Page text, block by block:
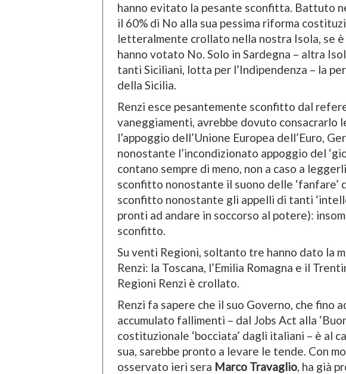
hanno evitato la pesante sconfitta. Battuto
il 60% di No alla sua pessima riforma
letteralmente crollato nella nostra Isola, se è
hanno votato No. Solo in Sardegna – altra
tanti Siciliani, lotta per l’Indipendenza – la
della Sicilia.
Renzi esce pesantemente sconfitto dal
vaneggiamenti, avrebbe dovuto consacrarlo
l’appoggio dell’Unione Europea dell’Euro,
nonostante l’incondizionato appoggio del
contano sempre di meno, non a caso a
sconfitto nonostante il suono delle ‘fanfare’
sconfitto nonostante gli appelli di tanti
pronti ad andare in soccorso al potere):
sconfitto.
Su venti Regioni, soltanto tre hanno dato la
Renzi: la Toscana, l’Emilia Romagna e il
Regioni Renzi è crollato.
Renzi fa sapere che il suo Governo, che fino
accumulato fallimenti – dal Jobs Act alla
costituzionale ‘bocciata’ dagli italiani – è al
sua, sarebbe pronto a levare le tende. Con
osservato ieri sera Marco Travaglio, ha già